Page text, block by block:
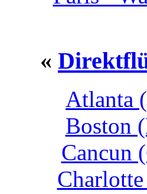
«
Atlanta
Boston
Cancun